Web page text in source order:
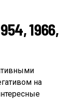
1966,
на